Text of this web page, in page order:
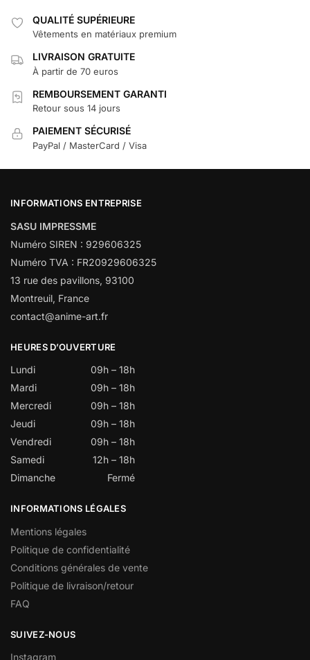
QUALITÉ SUPÉRIEURE
Vêtements en matériaux premium
LIVRAISON GRATUITE
À partir de 70 euros
REMBOURSEMENT GARANTI
Retour sous 14 jours
PAIEMENT SÉCURISÉ
PayPal / MasterCard / Visa
INFORMATIONS ENTREPRISE
SASU IMPRESSME
Numéro SIREN : 929606325
Numéro TVA : FR20929606325
13 rue des pavillons, 93100
Montreuil, France
contact@anime-art.fr
HEURES D’OUVERTURE
Lundi
09h – 18h
Mardi
09h – 18h
Mercredi
09h – 18h
Jeudi
09h – 18h
Vendredi
09h – 18h
Samedi
12h – 18h
Dimanche
Fermé
INFORMATIONS LÉGALES
Mentions légales
Politique de confidentialité
Conditions générales de vente
Politique de livraison/retour
FAQ
SUIVEZ-NOUS
Instagram